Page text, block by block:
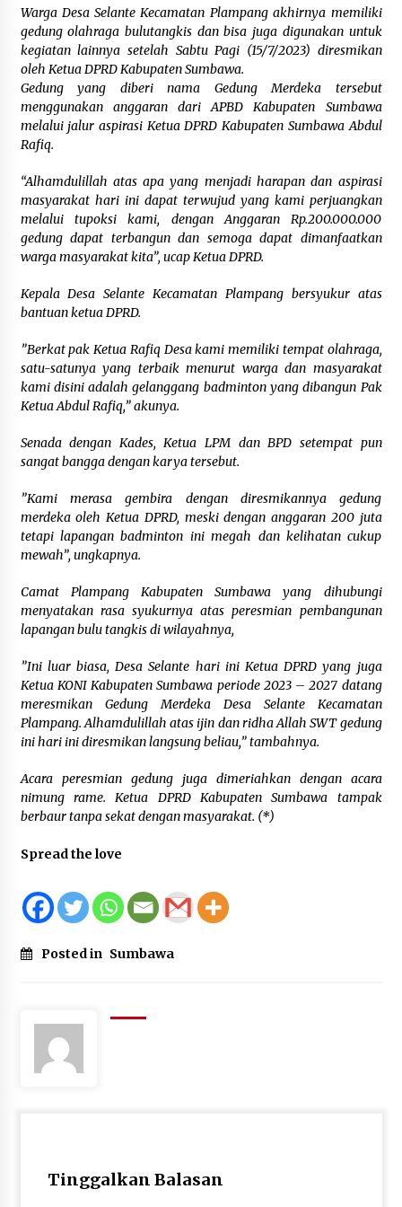
Tim Riset Energi Timur FRS UTS Raih
Pendanaan Program “Titik Kumpul Sains dan
Teknologi” Kemendiktisaintek
2 hari ago
Bupati H. Jarot Terima Audiensi Ombudsman
NTB, Dukung Penilaian Kepatuhan Pelayanan
3 hari ago
Bupati H. Jarot Dorong Inovasi Pelayanan
Publik, Empat Proyek Perubahan PKN II Resmi
Diluncurkan
3 hari ago
Jasa Raharja Serahkan Santunan kepada Ahli
Waris Korban Kebakaran KM Mutiara Sentosa II
KAJARI KSB: PERKARA COMBINE TIDAK BISA
DIKUBUR! LAPORAN SUDAH KE KEJAGUNG,
TINGGAL TUNGGU HITUNGAN KERUGIAN
NEGARA DARI BPK ” Penanganan Perkara
Laporan di KSB Ke Kejagung “
Dirut Jasa Raharja Dampingi Wamenhub Tinjau
3 hari ago
7 TAHUN DIBIARKAN…! 10 LEMBAGA GERAM :
SIDAK BUPATI dan KAPOLRES DI LANTUNG CUMA
Sidak Cuma Foto – Foto “
4 hari ago
Warga Desa Selante Kecamatan Plampang akhirnya memiliki
gedung olahraga bulutangkis dan bisa juga digunakan untuk
kegiatan lainnya setelah Sabtu Pagi (15/7/2023) diresmikan
oleh Ketua DPRD Kabupaten Sumbawa.
Gedung yang diberi nama Gedung Merdeka tersebut
menggunakan anggaran dari APBD Kabupaten Sumbawa
melalui jalur aspirasi Ketua DPRD Kabupaten Sumbawa Abdul
Rafiq.
“Alhamdulillah atas apa yang menjadi harapan dan aspirasi
masyarakat hari ini dapat terwujud yang kami perjuangkan
melalui tupoksi kami, dengan Anggaran Rp.200.000.000
gedung dapat terbangun dan semoga dapat dimanfaatkan
warga masyarakat kita”, ucap Ketua DPRD.
Kepala Desa Selante Kecamatan Plampang bersyukur atas
bantuan ketua DPRD.
”Berkat pak Ketua Rafiq Desa kami memiliki tempat olahraga,
satu-satunya yang terbaik menurut warga dan masyarakat
kami disini adalah gelanggang badminton yang dibangun Pak
Ketua Abdul Rafiq,” akunya.
Senada dengan Kades, Ketua LPM dan BPD setempat pun
sangat bangga dengan karya tersebut.
”Kami merasa gembira dengan diresmikannya gedung
merdeka oleh Ketua DPRD, meski dengan anggaran 200 juta
tetapi lapangan badminton ini megah dan kelihatan cukup
mewah”, ungkapnya.
Camat Plampang Kabupaten Sumbawa yang dihubungi
menyatakan rasa syukurnya atas peresmian pembangunan
lapangan bulu tangkis di wilayahnya,
”Ini luar biasa, Desa Selante hari ini Ketua DPRD yang juga
Ketua KONI Kabupaten Sumbawa periode 2023 – 2027 datang
meresmikan Gedung Merdeka Desa Selante Kecamatan
Plampang. Alhamdulillah atas ijin dan ridha Allah SWT gedung
ini hari ini diresmikan langsung beliau,” tambahnya.
Acara peresmian gedung juga dimeriahkan dengan acara
nimung rame. Ketua DPRD Kabupaten Sumbawa tampak
berbaur tanpa sekat dengan masyarakat. (*)
Spread the love
Posted in Sumbawa
Tinggalkan Balasan